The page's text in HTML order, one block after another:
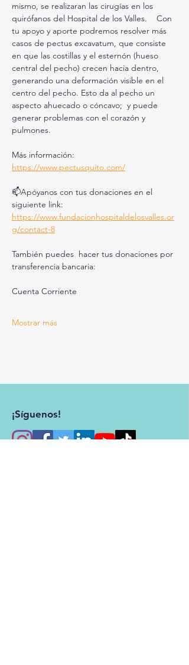
mismo, se realizaran las cirugías en los
quirófanos del Hospital de los Valles.    Con
tu apoyo y aporte podremos resolver más
casos de pectus excavatum, que consiste
en que las costillas y el esternón (hueso
central del pecho) crecen hacia dentro,
generando una deformación visible en el
centro del pecho. Esto da al pecho un
aspecto ahuecado o cóncavo;  y puede
generar problemas con el corazón y
pulmones.
Más información:
https://www.pectusquito.com/
📫Apóyanos con tus donaciones en el
siguiente link:
https://www.fundacionhospitaldelosvalles.or
g/contact-8
También puedes  hacer tus donaciones por
transferencia bancaria:
Cuenta Corriente
Mostrar más
¡Síguenos!